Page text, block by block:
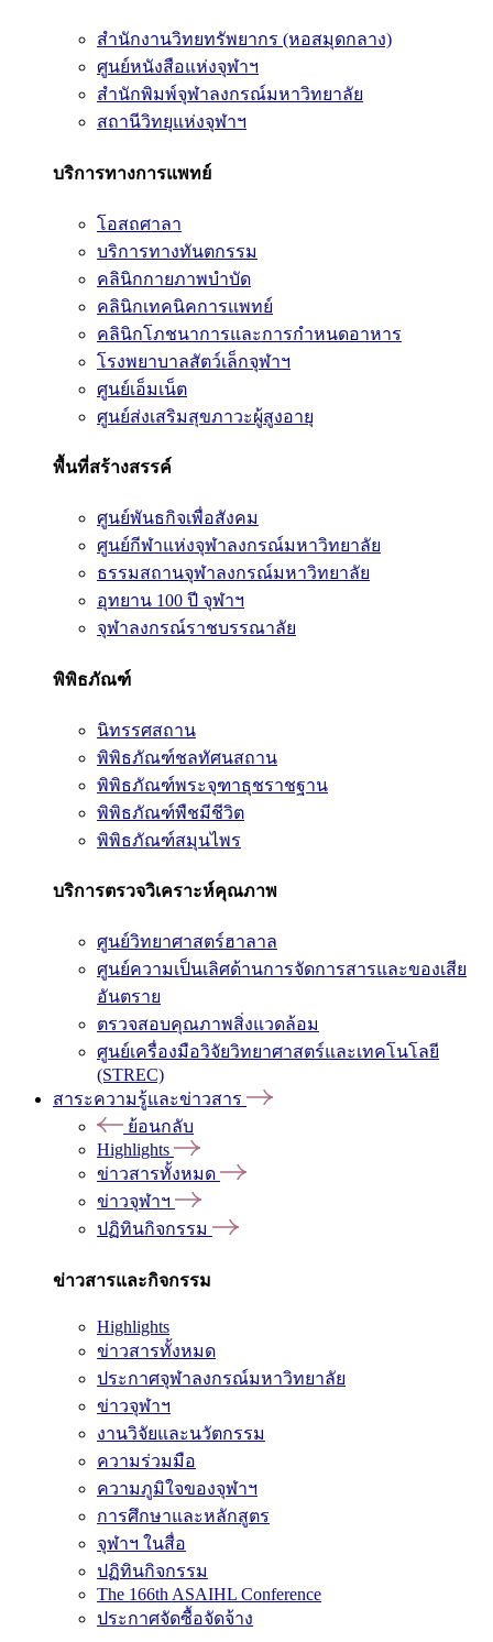
สำนักงานวิทยทรัพยากร (หอสมุดกลาง)
ศูนย์หนังสือแห่งจุฬาฯ
สำนักพิมพ์จุฬาลงกรณ์มหาวิทยาลัย
สถานีวิทยุแห่งจุฬาฯ
บริการทางการแพทย์
โอสถศาลา
บริการทางทันตกรรม
คลินิกกายภาพบำบัด
คลินิกเทคนิคการแพทย์
คลินิกโภชนาการและการกำหนดอาหาร
โรงพยาบาลสัตว์เล็กจุฬาฯ
ศูนย์เอ็มเน็ต
ศูนย์ส่งเสริมสุขภาวะผู้สูงอายุ
พื้นที่สร้างสรรค์
ศูนย์พันธกิจเพื่อสังคม
ศูนย์กีฬาแห่งจุฬาลงกรณ์มหาวิทยาลัย
ธรรมสถานจุฬาลงกรณ์มหาวิทยาลัย
อุทยาน 100 ปี จุฬาฯ
จุฬาลงกรณ์ราชบรรณาลัย
พิพิธภัณฑ์
นิทรรศสถาน
พิพิธภัณฑ์ชลทัศนสถาน
พิพิธภัณฑ์พระจุฑาธุชราชฐาน
พิพิธภัณฑ์พืชมีชีวิต
พิพิธภัณฑ์สมุนไพร
บริการตรวจวิเคราะห์คุณภาพ
ศูนย์วิทยาศาสตร์ฮาลาล
ศูนย์ความเป็นเลิศด้านการจัดการสารและของเสีย
อันตราย
ตรวจสอบคุณภาพสิ่งแวดล้อม
ศูนย์เครื่องมือวิจัยวิทยาศาสตร์และเทคโนโลยี
(STREC)
สาระความรู้และข่าวสาร
ย้อนกลับ
Highlights
ข่าวสารทั้งหมด
ข่าวจุฬาฯ
ปฏิทินกิจกรรม
ข่าวสารและกิจกรรม
Highlights
ข่าวสารทั้งหมด
ประกาศจุฬาลงกรณ์มหาวิทยาลัย
ข่าวจุฬาฯ
งานวิจัยและนวัตกรรม
ความร่วมมือ
ความภูมิใจของจุฬาฯ
การศึกษาและหลักสูตร
จุฬาฯ ในสื่อ
ปฏิทินกิจกรรม
The 166th ASAIHL Conference
ประกาศจัดซื้อจัดจ้าง